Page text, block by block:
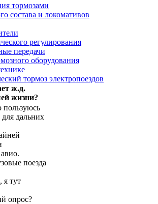
тормозами
состава и локомативов
регулирования
передачи
оборудования
тормоз электропоездов
ж.д.
жизни?
дальних
поезда
я тут
опрос?